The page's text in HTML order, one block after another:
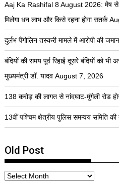
Aaj Ka Rashifal 8 August 2026: मेष
मिलेगा धन लाभ और किसे रहना होगा सतर्क
दुर्लभ पैंगोलिन तस्करी मामले में आरोपी की
बंदियों की समय पूर्व रिहाई दूसरे बंदियों को
मुख्यमंत्री डॉ. यादव August 7, 2026
138 करोड़ की लागत से नांदघाट-मुंगेली रोड
13वीं पश्चिम क्षेत्रीय पुलिस समन्वय समिति
Old Post